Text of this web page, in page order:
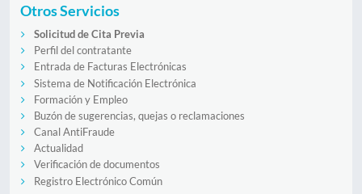
Otros Servicios
Solicitud de Cita Previa
Perfil del contratante
Entrada de Facturas Electrónicas
Sistema de Notificación Electrónica
Formación y Empleo
Buzón de sugerencias, quejas o reclamaciones
Canal AntiFraude
Actualidad
Verificación de documentos
Registro Electrónico Común